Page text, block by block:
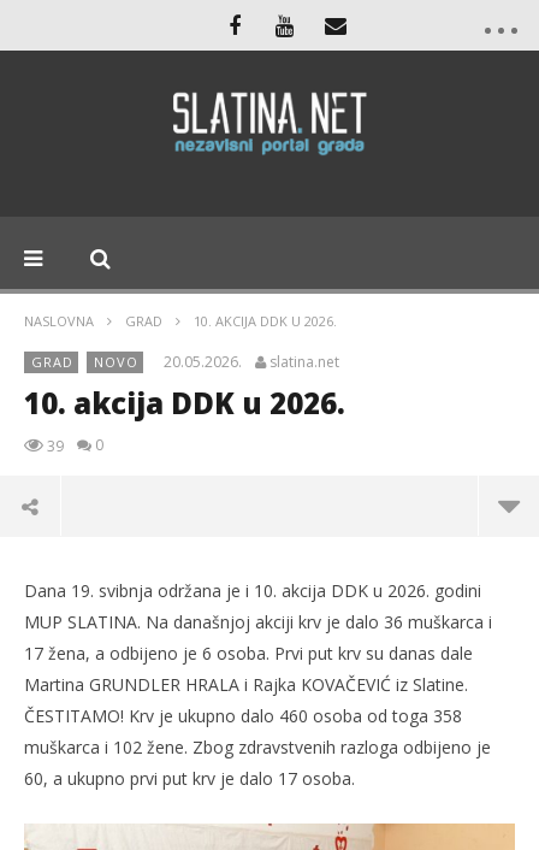
NASLOVNA GRAD 10. AKCIJA DDK U 2026.
GRAD NOVO 20.05.2026. slatina.net
10. akcija DDK u 2026.
39 0
Dana 19. svibnja održana je i 10. akcija DDK u 2026. godini
MUP SLATINA. Na današnjoj akciji krv je dalo 36 muškarca i
17 žena, a odbijeno je 6 osoba. Prvi put krv su danas dale
Martina GRUNDLER HRALA i Rajka KOVAČEVIĆ iz Slatine.
ČESTITAMO! Krv je ukupno dalo 460 osoba od toga 358
muškarca i 102 žene. Zbog zdravstvenih razloga odbijeno je
60, a ukupno prvi put krv je dalo 17 osoba.